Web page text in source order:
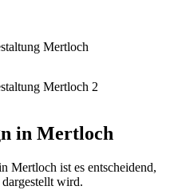
in Mertloch
Mertloch ist es entscheidend,
wird.